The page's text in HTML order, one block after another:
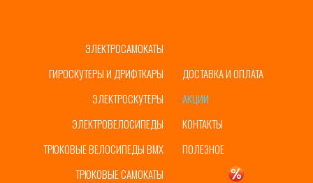
ЭЛЕКТРОСАМОКАТЫ
ГИРОСКУТЕРЫ И ДРИФТКАРЫ
ЭЛЕКТРОСКУТЕРЫ
ЭЛЕКТРОВЕЛОСИПЕДЫ
ТРЮКОВЫЕ ВЕЛОСИПЕДЫ BMX
ДОСТАВКА И ОПЛАТА
АКЦИИ
КОНТАКТЫ
ПОЛЕЗНОЕ
ТРЮКОВЫЕ САМОКАТЫ